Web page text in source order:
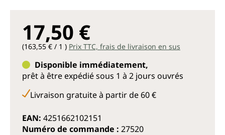
17,50 €
(163,55 € / 1 ) Prix TTC, frais de livraison en sus
Disponible immédiatement,
prêt à être expédié sous 1 à 2 jours ouvrés
Livraison gratuite à partir de 60 €
EAN: 4251662102151
Numéro de commande : 27520